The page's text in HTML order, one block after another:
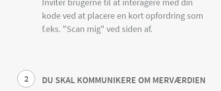
kode ved at placere en kort opfordring som
f.eks. "Scan mig" ved siden af.
2 DU SKAL KOMMUNIKERE OM MERVÆRDIEN